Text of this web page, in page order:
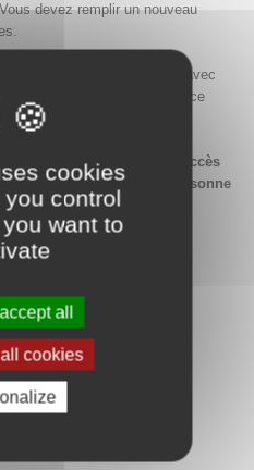
cookies
control
want to
all
cookies
devez remplir un nouveau
sur Démarches Simplifiées avec
ou en passant par France
du compte de saisir une
afin de garantir l'accès
de changement de la personne